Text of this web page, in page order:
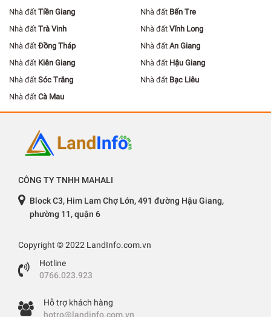
Nhà đất Tiền Giang Nhà đất Bến Tre
Nhà đất Trà Vinh Nhà đất Vĩnh Long
Nhà đất Đồng Tháp Nhà đất An Giang
Nhà đất Kiên Giang Nhà đất Hậu Giang
Nhà đất Sóc Trăng Nhà đất Bạc Liêu
Nhà đất Cà Mau
CÔNG TY TNHH MAHALI
Block C3, Him Lam Chợ Lớn, 491 đường Hậu Giang,
phường 11, quận 6
Copyright © 2022 LandInfo.com.vn
Hotline
0766.023.923
Hỗ trợ khách hàng
hotro@landinfo.com.vn